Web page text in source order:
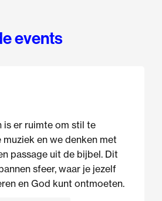
events
is er ruimte om stil te
muziek en we denken met
passage uit de bijbel. Dit
sfeer, waar je jezelf
en God kunt ontmoeten.